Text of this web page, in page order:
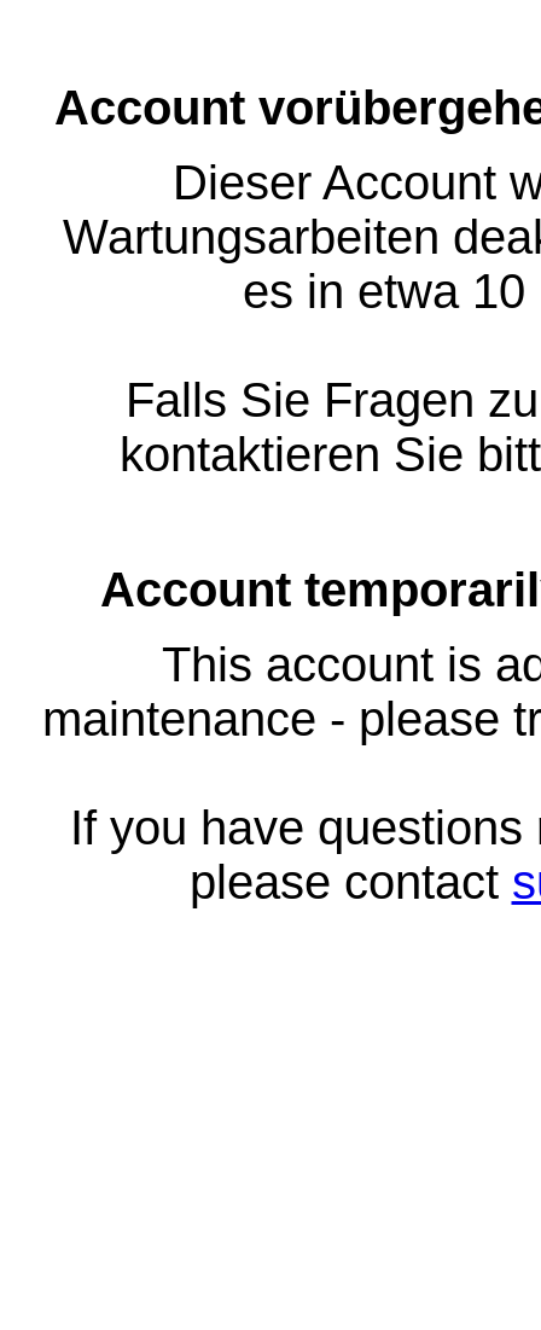
Account
Dieser Account
Wartungsarbeiten
es in etwa
Falls Sie Fragen
kontaktieren Sie
Account
This account is
maintenance - please
If you have
please contact